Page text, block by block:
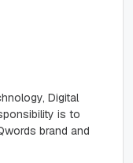
Digital
is to
brand and